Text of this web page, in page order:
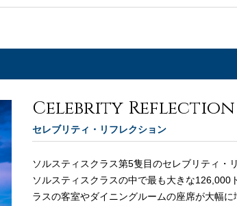
Celebrity Reflection
セレブリティ・リフレクション
ソルスティスクラス第5隻目のセレブリティ・
ソルスティスクラスの中で最も大きな126,000
ラスの客室やダイニングルームの座席が大幅に